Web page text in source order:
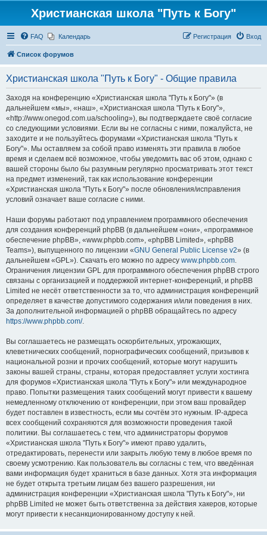
Христианская школа "Путь к Богу"
FAQ Календарь Вход
Регистрация
Список форумов
Христианская школа "Путь к Богу" - Общие правила
Заходя на конференцию «Христианская школа "Путь к Богу"» (в
дальнейшем «мы», «наш», «Христианская школа "Путь к Богу"»,
«http://www.onegod.com.ua/schooling»), вы подтверждаете своё согласие
со следующими условиями. Если вы не согласны с ними, пожалуйста, не
заходите и не пользуйтесь форумами «Христианская школа "Путь к
Богу"». Мы оставляем за собой право изменять эти правила в любое
время и сделаем всё возможное, чтобы уведомить вас об этом, однако с
вашей стороны было бы разумным регулярно просматривать этот текст
на предмет изменений, так как использование конференции
«Христианская школа "Путь к Богу"» после обновления/исправления
условий означает ваше согласие с ними.
Наши форумы работают под управлением программного обеспечения
для создания конференций phpBB (в дальнейшем «они», «программное
обеспечение phpBB», «www.phpbb.com», «phpBB Limited», «phpBB
Teams»), выпущенного по лицензии «GNU General Public License v2» (в
дальнейшем «GPL»). Скачать его можно по адресу www.phpbb.com.
Ограничения лицензии GPL для программного обеспечения phpBB строго
связаны с организацией и поддержкой интернет-конференций, и phpBB
Limited не несёт ответственности за то, что администрация конференций
определяет в качестве допустимого содержания и/или поведения в них.
За дополнительной информацией о phpBB обращайтесь по адресу
https://www.phpbb.com/.
Вы соглашаетесь не размещать оскорбительных, угрожающих,
клеветнических сообщений, порнографических сообщений, призывов к
национальной розни и прочих сообщений, которые могут нарушить
законы вашей страны, страны, которая предоставляет услуги хостинга
для форумов «Христианская школа "Путь к Богу"» или международное
право. Попытки размещения таких сообщений могут привести к вашему
немедленному отключению от конференции, при этом ваш провайдер
будет поставлен в известность, если мы сочтём это нужным. IP-адреса
всех сообщений сохраняются для возможности проведения такой
политики. Вы соглашаетесь с тем, что администраторы форумов
«Христианская школа "Путь к Богу"» имеют право удалить,
отредактировать, перенести или закрыть любую тему в любое время по
своему усмотрению. Как пользователь вы согласны с тем, что введённая
вами информация будет храниться в базе данных. Хотя эта информация
не будет открыта третьим лицам без вашего разрешения, ни
администрация конференции «Христианская школа "Путь к Богу"», ни
phpBB Limited не может быть ответственна за действия хакеров, которые
могут привести к несанкционированному доступу к ней.